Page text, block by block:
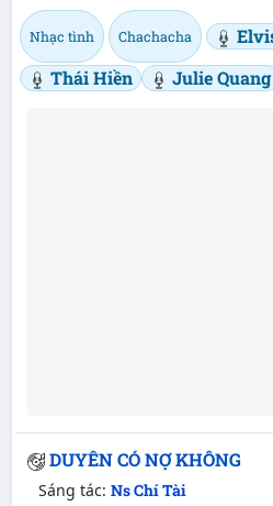
Nhạc tình Chachacha
Thái Hiền
Julie Quang
DUYÊN CÓ NỢ KHÔNG
Sáng tác: Ns Chí Tài